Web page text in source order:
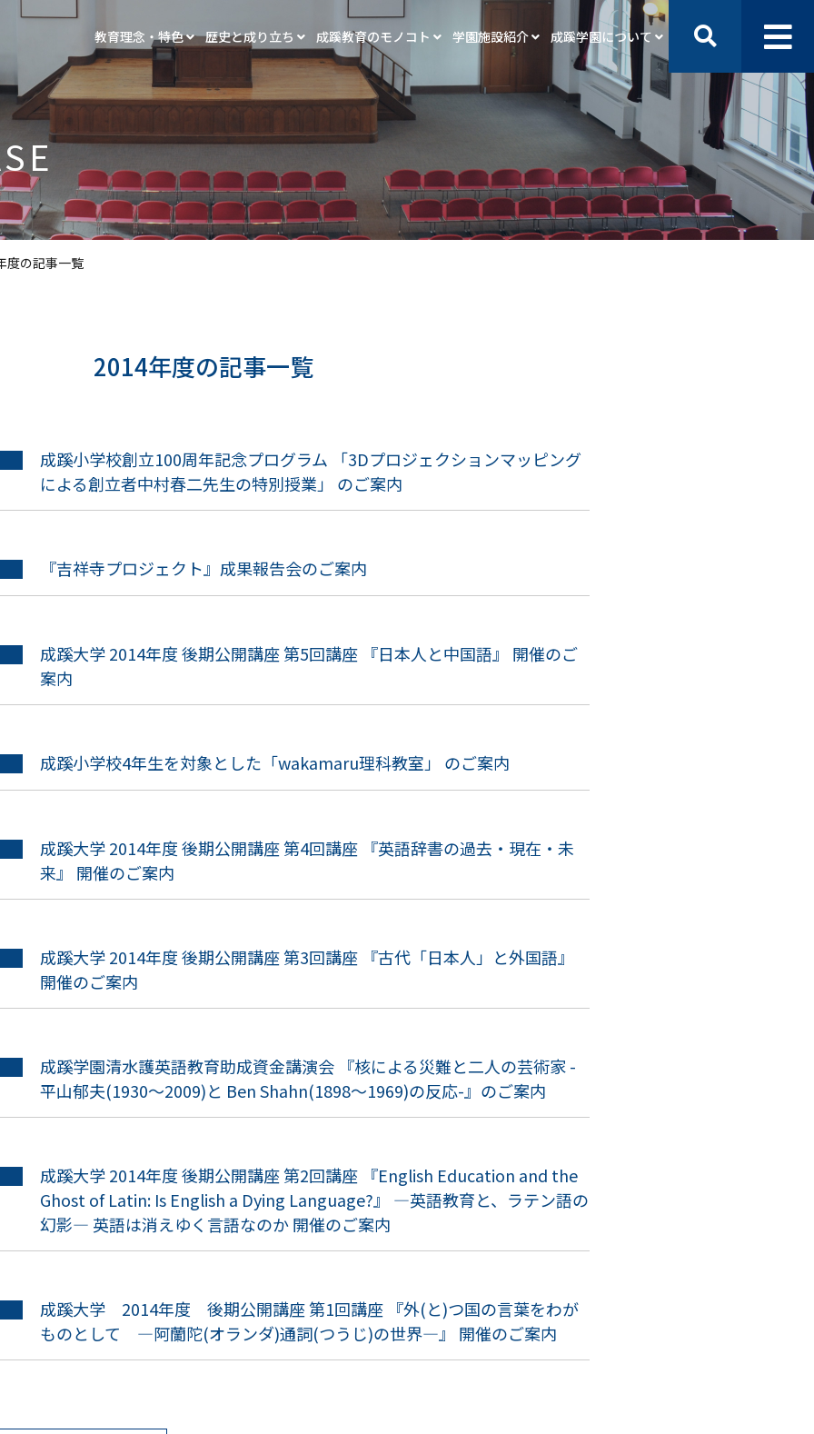
教育理念・特色 歴史と成り立ち 成蹊教育のモノコト 学園施設紹介 成蹊学園について
度の記事一覧
2014年度の記事一覧
成蹊小学校創立100周年記念プログラム 「3Dプロジェクションマッピング
による創立者中村春二先生の特別授業」 のご案内
『吉祥寺プロジェクト』成果報告会のご案内
成蹊大学 2014年度 後期公開講座 第5回講座 『日本人と中国語』 開催のご
案内
成蹊小学校4年生を対象とした「wakamaru理科教室」 のご案内
成蹊大学 2014年度 後期公開講座 第4回講座 『英語辞書の過去・現在・未
来』 開催のご案内
成蹊大学 2014年度 後期公開講座 第3回講座 『古代「日本人」と外国語』
開催のご案内
成蹊学園清水護英語教育助成資金講演会 『核による災難と二人の芸術家 -
平山郁夫(1930～2009)と Ben Shahn(1898～1969)の反応-』のご案内
成蹊大学 2014年度 後期公開講座 第2回講座 『English Education and the
Ghost of Latin: Is English a Dying Language?』 ―英語教育と、ラテン語の
幻影― 英語は消えゆく言語なのか 開催のご案内
成蹊大学 2014年度 後期公開講座 第1回講座 『外(と)つ国の言葉をわが
ものとして ―阿蘭陀(オランダ)通詞(つうじ)の世界―』 開催のご案内